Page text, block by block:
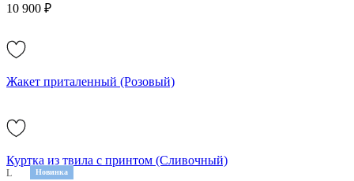
10 900 ₽
Жакет приталенный (Розовый)
Новинка
Куртка из твила с принтом (Сливочный)
L